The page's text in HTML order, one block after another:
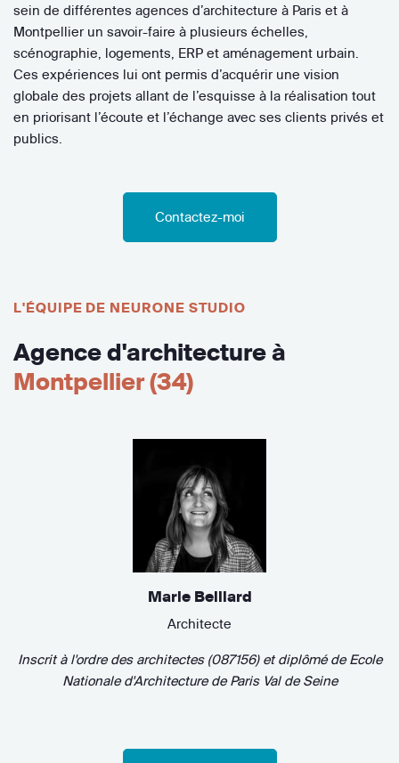
sein de différentes agences d’architecture à Paris et à
Montpellier un savoir-faire à plusieurs échelles,
scénographie, logements, ERP et aménagement urbain.
Ces expériences lui ont permis d’acquérir une vision
globale des projets allant de l’esquisse à la réalisation tout
en priorisant l’écoute et l’échange avec ses clients privés et
publics.
Contactez-moi
L'ÉQUIPE DE NEURONE STUDIO
Agence d'architecture à
Montpellier (34)
Marie Belliard
Architecte
Inscrit à l'ordre des architectes (087156) et diplômé deEcole
Nationale d'Architecture de Paris Val de Seine